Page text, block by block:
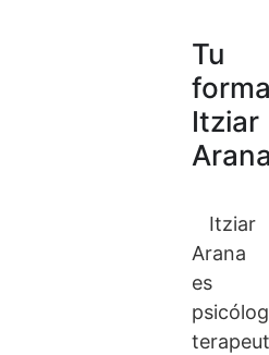
Tu
Itziar
Arana
Itziar
Arana
es